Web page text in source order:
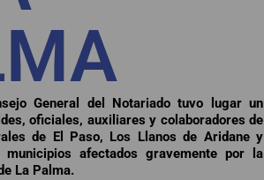
General del Notariado tuvo lugar un
oficiales, auxiliares y colaboradores de
de El Paso, Los Llanos de Aridane y
afectados gravemente por la
La Palma.